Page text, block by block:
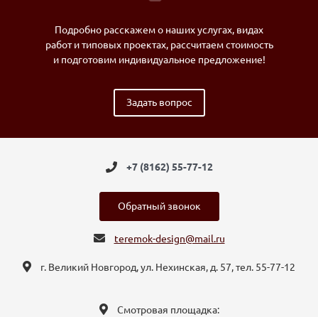
Подробно расскажем о наших услугах, видах
работ и типовых проектах, рассчитаем стоимость
и подготовим индивидуальное предложение!
Задать вопрос
+7 (8162) 55-77-12
Обратный звонок
teremok-design@mail.ru
г. Великий Новгород, ул. Нехинская, д. 57, тел. 55-77-12
Смотровая площадка: